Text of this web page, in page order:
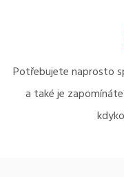
Potřebujete naprosto
a také je